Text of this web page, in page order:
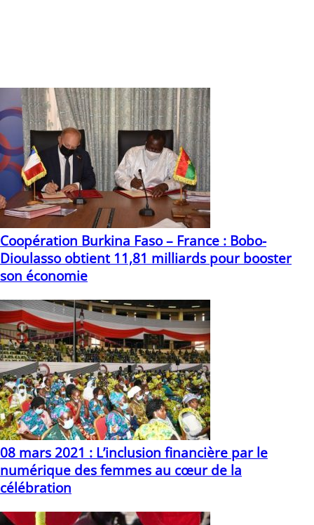
Coopération Burkina Faso – France : Bobo-
Dioulasso obtient 11,81 milliards pour booster
son économie
08 mars 2021 : L’inclusion financière par le
numérique des femmes au cœur de la
célébration